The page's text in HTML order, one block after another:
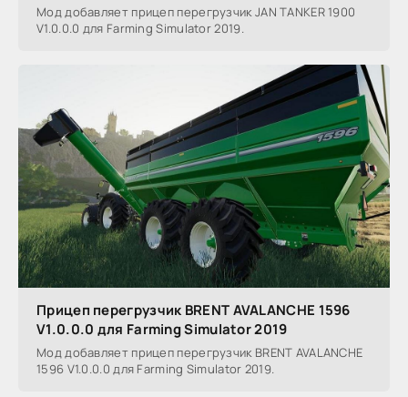
Мод добавляет прицеп перегрузчик JAN TANKER 1900
V1.0.0.0 для Farming Simulator 2019.
Прицеп перегрузчик BRENT AVALANCHE 1596
V1.0.0.0 для Farming Simulator 2019
Мод добавляет прицеп перегрузчик BRENT AVALANCHE
1596 V1.0.0.0 для Farming Simulator 2019.